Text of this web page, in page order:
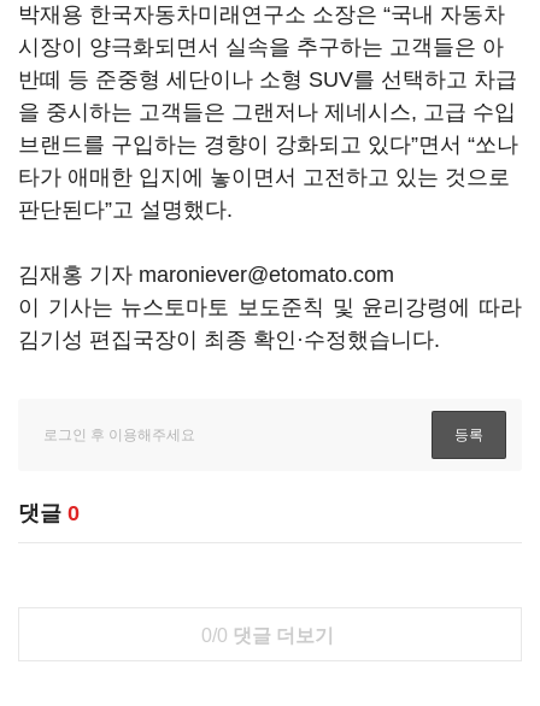
박재용 한국자동차미래연구소 소장은 “국내 자동차
시장이 양극화되면서 실속을 추구하는 고객들은 아
반떼 등 준중형 세단이나 소형 SUV를 선택하고 차급
을 중시하는 고객들은 그랜저나 제네시스, 고급 수입
브랜드를 구입하는 경향이 강화되고 있다”면서 “쏘나
타가 애매한 입지에 놓이면서 고전하고 있는 것으로
판단된다”고 설명했다.
김재홍 기자 maroniever@etomato.com
이 기사는 뉴스토마토 보도준칙 및 윤리강령에 따라
김기성 편집국장이 최종 확인·수정했습니다.
댓글 0
0/0 댓글 더보기